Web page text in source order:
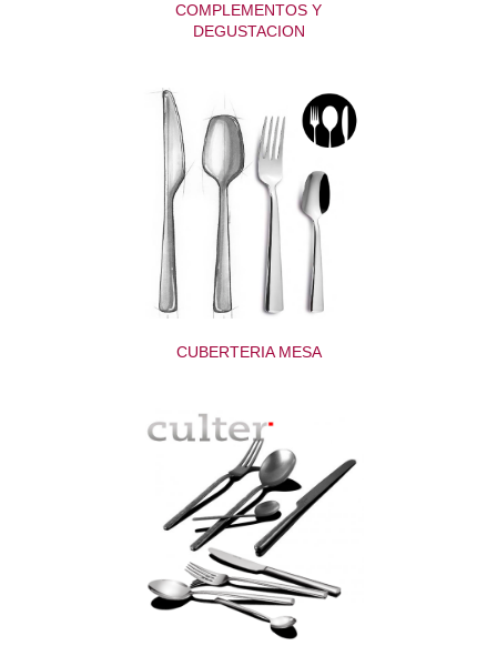
COMPLEMENTOS Y
DEGUSTACION
CUBERTERIA MESA